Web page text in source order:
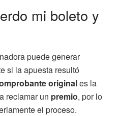
mi boleto y
puede generar
si la apuesta resultó
originales la
reclamar un premio, por lo
el proceso.